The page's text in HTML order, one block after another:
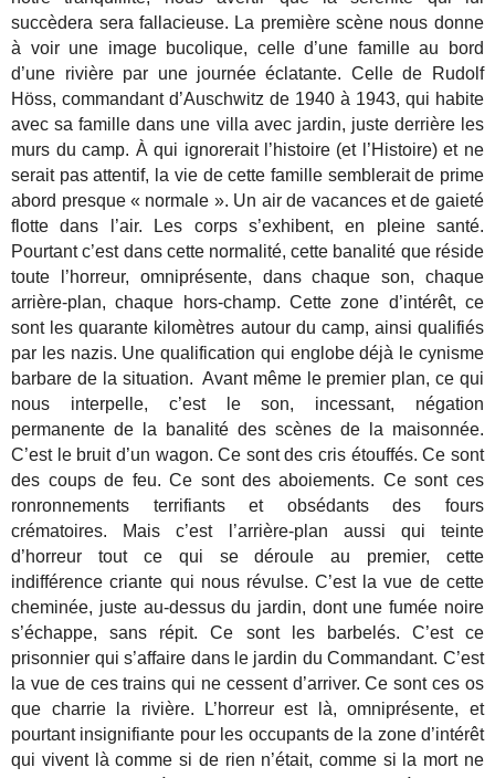
succèdera sera fallacieuse. La première scène nous donne
à voir une image bucolique, celle d’une famille au bord
d’une rivière par une journée éclatante. Celle de Rudolf
Höss, commandant d’Auschwitz de 1940 à 1943, qui habite
avec sa famille dans une villa avec jardin, juste derrière les
murs du camp. À qui ignorerait l’histoire (et l’Histoire) et ne
serait pas attentif, la vie de cette famille semblerait de prime
abord presque « normale ». Un air de vacances et de gaieté
flotte dans l’air. Les corps s’exhibent, en pleine santé.
Pourtant c’est dans cette normalité, cette banalité que réside
toute l’horreur, omniprésente, dans chaque son, chaque
arrière-plan, chaque hors-champ. Cette zone d’intérêt, ce
sont les quarante kilomètres autour du camp, ainsi qualifiés
par les nazis. Une qualification qui englobe déjà le cynisme
barbare de la situation. Avant même le premier plan, ce qui
nous interpelle, c’est le son, incessant, négation
permanente de la banalité des scènes de la maisonnée.
C’est le bruit d’un wagon. Ce sont des cris étouffés. Ce sont
des coups de feu. Ce sont des aboiements. Ce sont ces
ronronnements terrifiants et obsédants des fours
crématoires. Mais c’est l’arrière-plan aussi qui teinte
d’horreur tout ce qui se déroule au premier, cette
indifférence criante qui nous révulse. C’est la vue de cette
cheminée, juste au-dessus du jardin, dont une fumée noire
s’échappe, sans répit. Ce sont les barbelés. C’est ce
prisonnier qui s’affaire dans le jardin du Commandant. C’est
la vue de ces trains qui ne cessent d’arriver. Ce sont ces os
que charrie la rivière. L’horreur est là, omniprésente, et
pourtant insignifiante pour les occupants de la zone d’intérêt
qui vivent là comme si de rien n’était, comme si la mort ne